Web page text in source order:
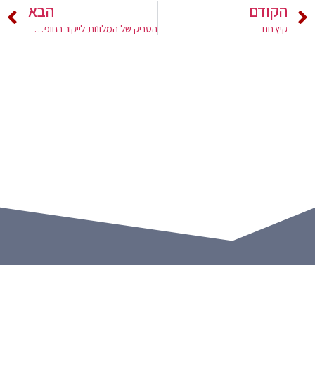
הקודם
קיץ חם
הבא
הטריק של המלונות לייקור החופשה שלכם